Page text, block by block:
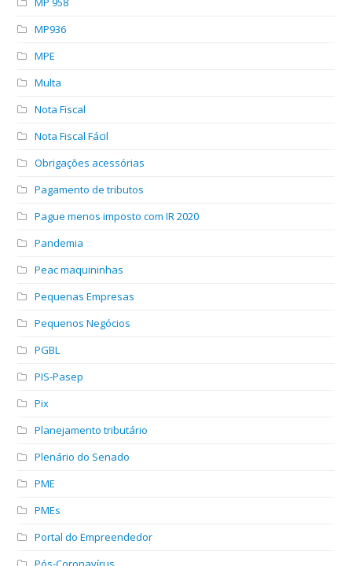
MP936
MPE
Multa
Nota Fiscal
Nota Fiscal Fácil
Obrigações acessórias
Pagamento de tributos
Pague menos imposto com IR 2020
Pandemia
Peac maquininhas
Pequenas Empresas
Pequenos Negócios
PGBL
PIS-Pasep
Pix
Planejamento tributário
Plenário do Senado
PME
PMEs
Portal do Empreendedor